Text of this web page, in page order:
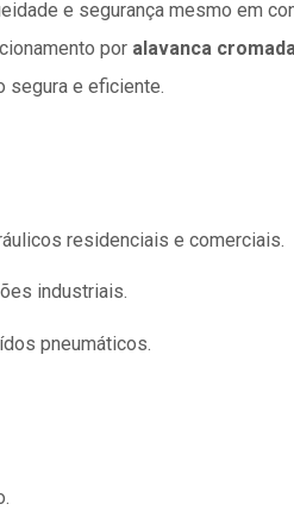
e segurança mesmo em
por alavanca
segura e eficiente.
residenciais e comerciais.
industriais.
pneumáticos.